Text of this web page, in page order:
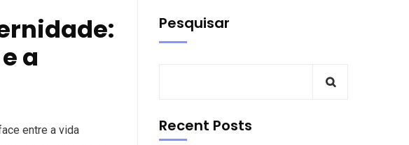
a
entre a vida
Pesquisar
Recent Posts